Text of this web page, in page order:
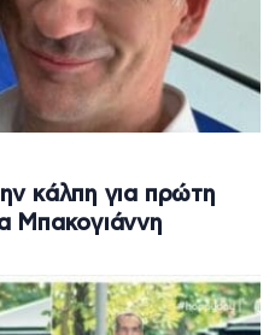
κάλπη για πρώτη
Μπακογιάννη